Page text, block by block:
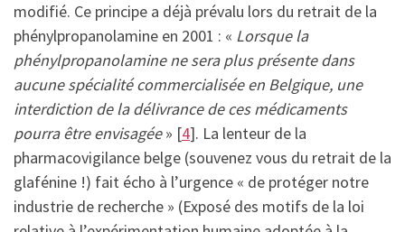
modifié. Ce principe a déjà prévalu lors du retrait de la
phénylpropanolamine en 2001 : « Lorsque la
phénylpropanolamine ne sera plus présente dans
aucune spécialité commercialisée en Belgique, une
interdiction de la délivrance de ces médicaments
pourra être envisagée» [4]. La lenteur de la
pharmacovigilance belge (souvenez vous du retrait de la
glafénine !) fait écho à l’urgence « de protéger notre
industrie de recherche » (Exposé des motifs de la loi